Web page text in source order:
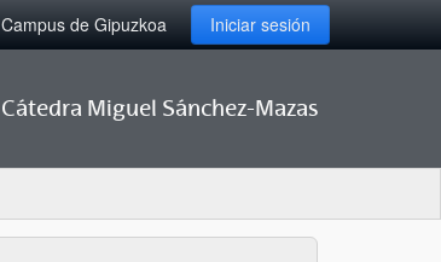
Campus de Gipuzkoa Iniciar sesión
Cátedra Miguel Sánchez-Mazas